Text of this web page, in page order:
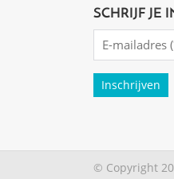
SCHRIJF JE
Emailadres
© Copyright